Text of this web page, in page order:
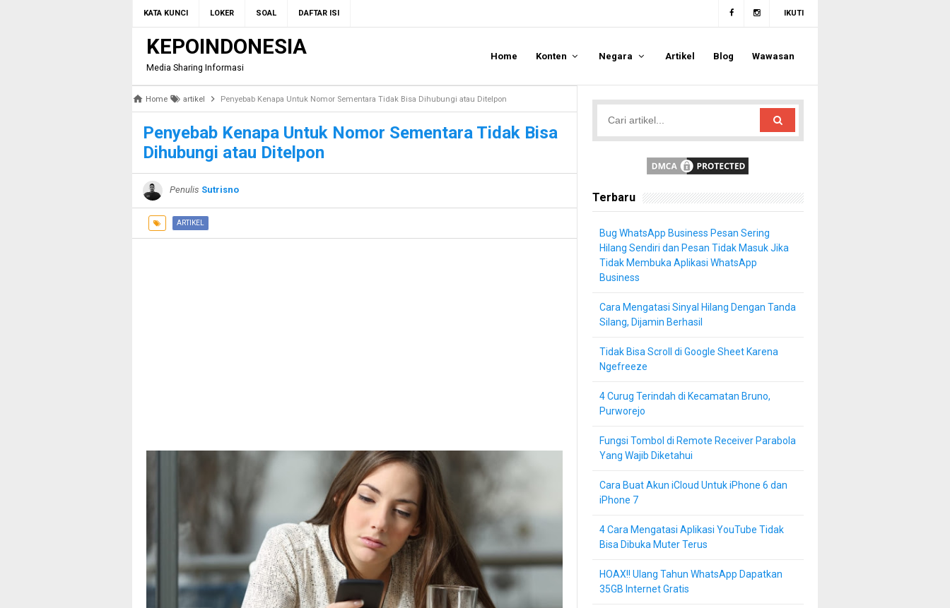
KATA KUNCI LOKER SOAL DAFTAR ISI IKUTI
KEPOINDONESIA
Media Sharing Informasi
Home Konten Negara Artikel Blog Wawasan
Home artikel Penyebab Kenapa Untuk Nomor Sementara Tidak Bisa Dihubungi atau Ditelpon
Penyebab Kenapa Untuk Nomor Sementara Tidak Bisa
Dihubungi atau Ditelpon
Penulis Sutrisno
ARTIKEL
Terbaru
Bug WhatsApp Business Pesan Sering
Hilang Sendiri dan Pesan Tidak Masuk Jika
Tidak Membuka Aplikasi WhatsApp
Business
Cara Mengatasi Sinyal Hilang Dengan Tanda
Silang, Dijamin Berhasil
Tidak Bisa Scroll di Google Sheet Karena
Ngefreeze
4 Curug Terindah di Kecamatan Bruno,
Purworejo
Fungsi Tombol di Remote Receiver Parabola
Yang Wajib Diketahui
Cara Buat Akun iCloud Untuk iPhone 6 dan
iPhone 7
4 Cara Mengatasi Aplikasi YouTube Tidak
Bisa Dibuka Muter Terus
HOAX!! Ulang Tahun WhatsApp Dapatkan
35GB Internet Gratis